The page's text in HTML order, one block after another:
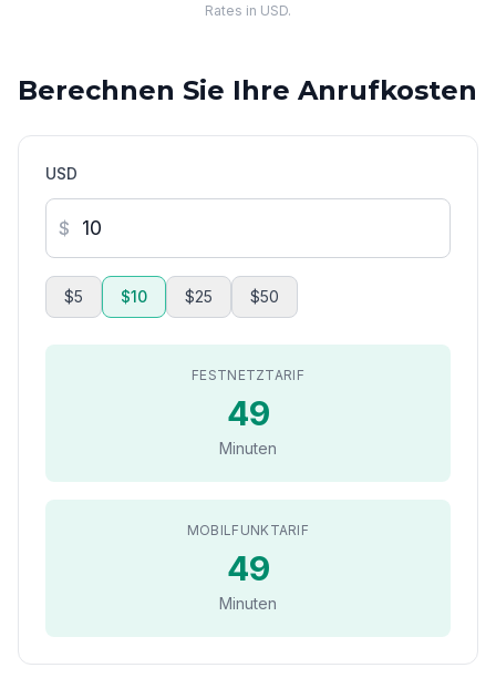
Rates in USD.
Berechnen Sie Ihre Anrufkosten
USD
$
$5 $10 $25 $50
FESTNETZTARIF
49
Minuten
MOBILFUNKTARIF
49
Minuten